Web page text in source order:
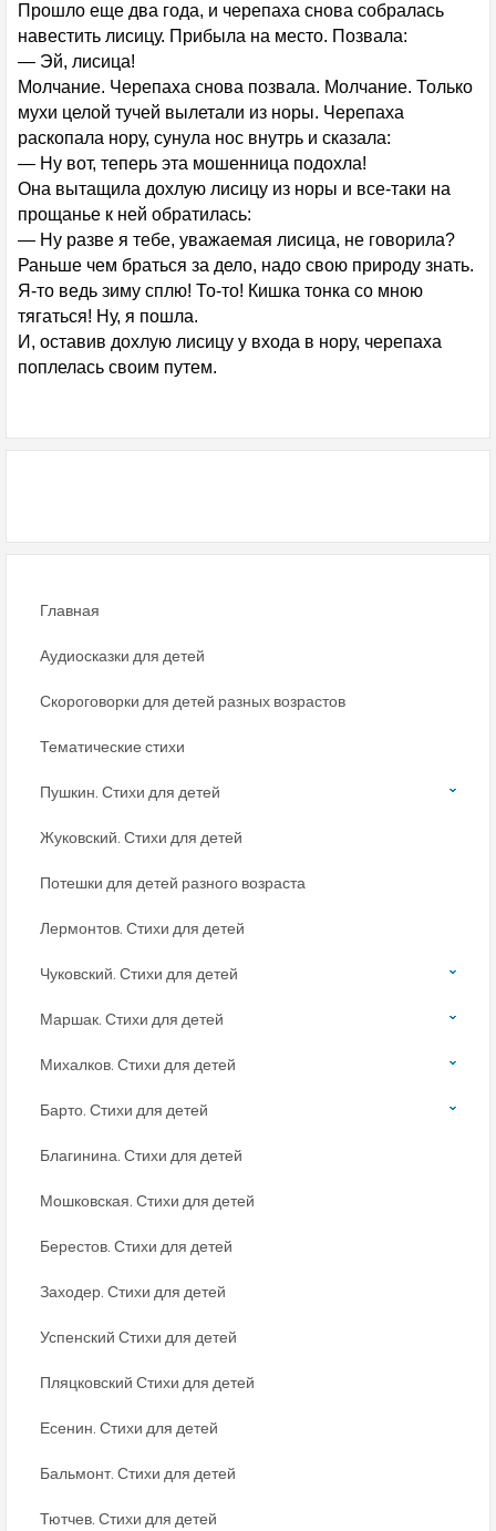
Прошло еще два года, и черепаха снова собралась
навестить лисицу. Прибыла на место. Позвала:
— Эй, лисица!
Молчание. Черепаха снова позвала. Молчание. Только
мухи целой тучей вылетали из норы. Черепаха
раскопала нору, сунула нос внутрь и сказала:
— Ну вот, теперь эта мошенница подохла!
Она вытащила дохлую лисицу из норы и все-таки на
прощанье к ней обратилась:
— Ну разве я тебе, уважаемая лисица, не говорила?
Раньше чем браться за дело, надо свою природу знать.
Я-то ведь зиму сплю! То-то! Кишка тонка со мною
тягаться! Ну, я пошла.
И, оставив дохлую лисицу у входа в нору, черепаха
поплелась своим путем.
Главная
Аудиосказки для детей
Скороговорки для детей разных возрастов
Тематические стихи
Пушкин. Стихи для детей
Жуковский. Стихи для детей
Потешки для детей разного возраста
Лермонтов. Стихи для детей
Чуковский. Стихи для детей
Маршак. Стихи для детей
Михалков. Стихи для детей
Барто. Стихи для детей
Благинина. Стихи для детей
Мошковская. Стихи для детей
Берестов. Стихи для детей
Заходер. Стихи для детей
Успенский Стихи для детей
Пляцковский Стихи для детей
Есенин. Стихи для детей
Бальмонт. Стихи для детей
Тютчев. Стихи для детей